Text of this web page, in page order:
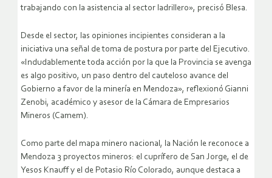
trabajando con la asistencia al sector ladrillero», precisó Blesa.
Desde el sector, las opiniones incipientes consideran a la
iniciativa una señal de toma de postura por parte del Ejecutivo.
«Indudablemente toda acción por la que la Provincia se avenga
es algo positivo, un paso dentro del cauteloso avance del
Gobierno a favor de la minería en Mendoza», reflexionó Gianni
Zenobi, académico y asesor de la Cámara de Empresarios
Mineros (Camem).
Como parte del mapa minero nacional, la Nación le reconoce a
Mendoza 3 proyectos mineros: el cuprífero de San Jorge, el de
Yesos Knauff y el de Potasio Río Colorado, aunque destaca a